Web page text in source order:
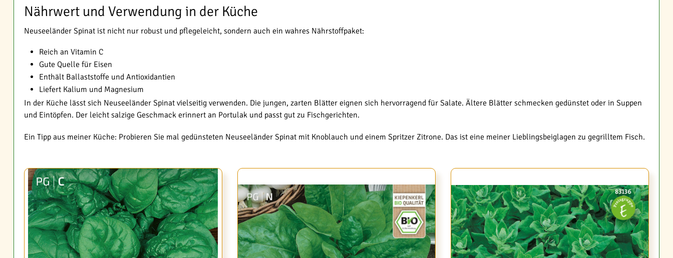
Nährwert und Verwendung in der Küche
Neuseeländer Spinat ist nicht nur robust und pflegeleicht, sondern auch ein wahres Nährstoffpaket:
Reich an Vitamin C
Gute Quelle für Eisen
Enthält Ballaststoffe und Antioxidantien
Liefert Kalium und Magnesium
In der Küche lässt sich Neuseeländer Spinat vielseitig verwenden. Die jungen, zarten Blätter eignen sich hervorragend für Salate. Ältere Blätter schmecken gedünstet oder in Suppen
und Eintöpfen. Der leicht salzige Geschmack erinnert an Portulak und passt gut zu Fischgerichten.
Ein Tipp aus meiner Küche: Probieren Sie mal gedünsteten Neuseeländer Spinat mit Knoblauch und einem Spritzer Zitrone. Das ist eine meiner Lieblingsbeiglagen zu gegrilltem Fisch.